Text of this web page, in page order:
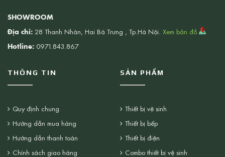
SHOWROOM
Địa chỉ: 28 Thanh Nhàn, Hai Bà Trưng , Tp.Hà Nội. Xem bản đồ
Hotline: 0971.843.867
THÔNG TIN
Quy định chung
Hướng dẫn mua hàng
Hướng dẫn thanh toán
Chính sách giao hàng
SẢN PHẨM
Thiết bị vệ sinh
Thiết bị bếp
Thiết bị điện
Combo thiết bị vệ sinh